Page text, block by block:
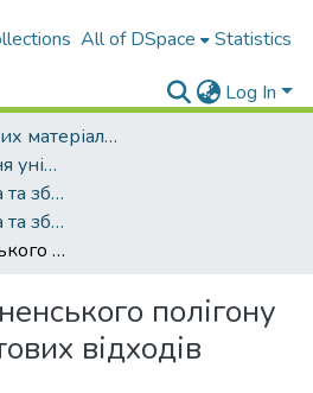
All of DSpace Statistics
Log In
Архів наукових матеріалів
Періодичні видання університету
Екологічна безпека та збалансоване ресурсокористування
Екологічна безпека та збалансоване ресурсокористування - 2017. - №1 (15)
Дегазація Рівненського полігону твердих побутових відходів
полігону
відходів